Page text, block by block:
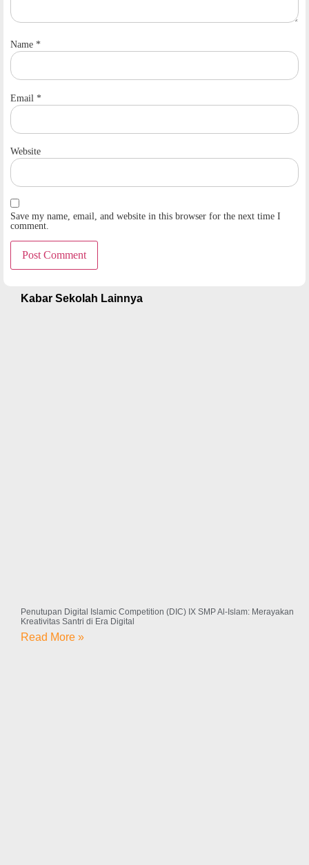
Name *
Email *
Website
Save my name, email, and website in this browser for the next time I
comment.
Kabar Sekolah Lainnya
Penutupan Digital Islamic Competition (DIC) IX SMP Al-Islam: Merayakan
Kreativitas Santri di Era Digital
Read More »